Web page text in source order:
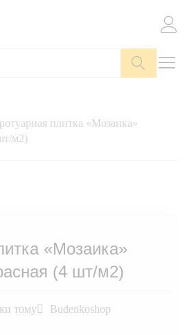
плитка «Мозаика»
м2)
«Мозаика»
(4 шт/м2)
тому
Budenkoshop